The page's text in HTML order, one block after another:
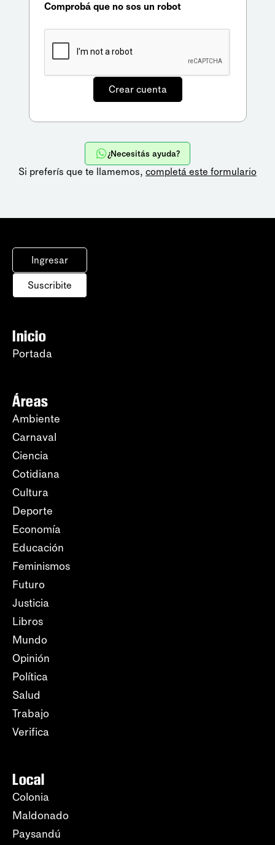
Comprobá que no sos un robot
¿Necesitás ayuda?
Si preferís que te llamemos, completá este formulario
Ingresar
Suscribite
Inicio
Portada
Áreas
Ambiente
Carnaval
Ciencia
Cotidiana
Cultura
Deporte
Economía
Educación
Feminismos
Futuro
Justicia
Libros
Mundo
Opinión
Política
Salud
Trabajo
Verifica
Local
Colonia
Maldonado
Paysandú